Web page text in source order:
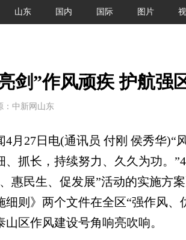
山东 国内 国际 图片
剑”作风顽疾 护航强
：中新网山东
27日电(通讯员 付刚 侯秀华)“
、抓长，持续努力、久久为功。
惠民生、促发展”活动的实施方
细则》两个文件在全区“强作风、
区作风建设号角响亮吹响。